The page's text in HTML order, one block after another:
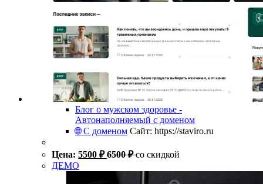
Блог о мужском здоровье -
Автонаполняемый с доменом
🌐 С доменом Сайт: https://staviro.ru
Цена: 5500 ₽ 6500₽ со скидкой
ДЕМО